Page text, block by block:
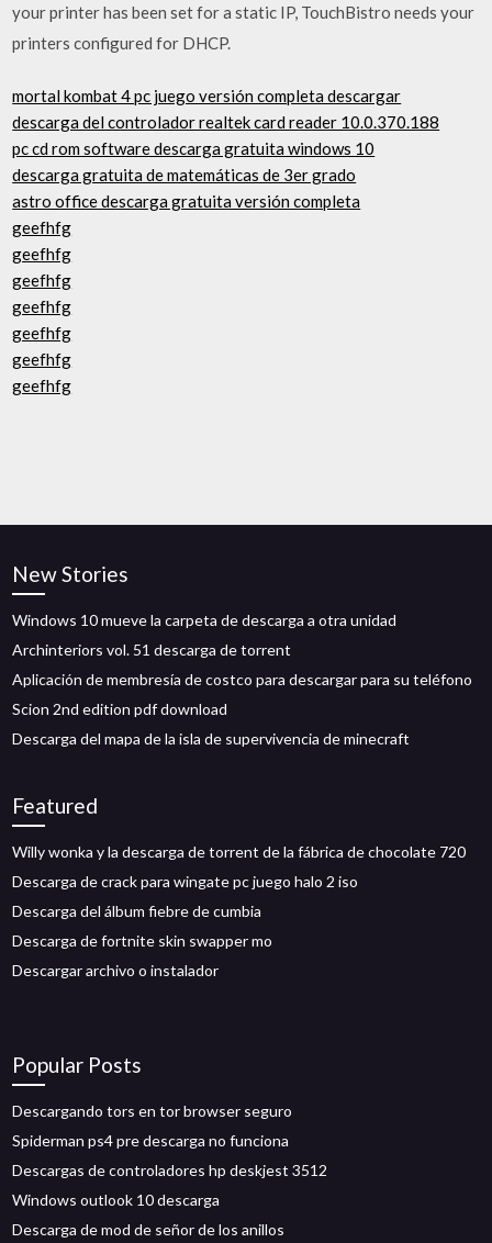
your printer has been set for a static IP, TouchBistro needs your
printers configured for DHCP.
mortal kombat 4 pc juego versión completa descargar
descarga del controlador realtek card reader 10.0.370.188
pc cd rom software descarga gratuita windows 10
descarga gratuita de matemáticas de 3er grado
astro office descarga gratuita versión completa
geefhfg
geefhfg
geefhfg
geefhfg
geefhfg
geefhfg
geefhfg
New Stories
Windows 10 mueve la carpeta de descarga a otra unidad
Archinteriors vol. 51 descarga de torrent
Aplicación de membresía de costco para descargar para su teléfono
Scion 2nd edition pdf download
Descarga del mapa de la isla de supervivencia de minecraft
Featured
Willy wonka y la descarga de torrent de la fábrica de chocolate 720
Descarga de crack para wingate pc juego halo 2 iso
Descarga del álbum fiebre de cumbia
Descarga de fortnite skin swapper mo
Descargar archivo o instalador
Popular Posts
Descargando tors en tor browser seguro
Spiderman ps4 pre descarga no funciona
Descargas de controladores hp deskjest 3512
Windows outlook 10 descarga
Descarga de mod de señor de los anillos